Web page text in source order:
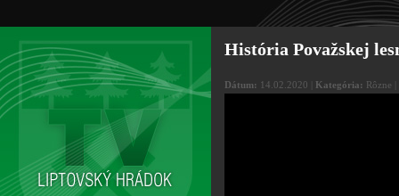
História Považskej
Dátum: 14.02.2020 | Kategória: Rôzne |